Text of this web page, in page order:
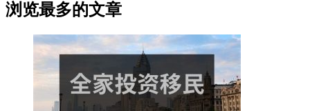
浏览最多的文章